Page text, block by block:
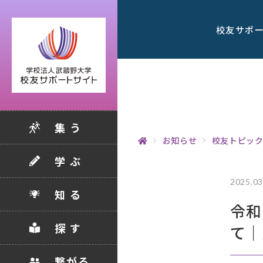
校友サポ
集 う
学 ぶ
知 る
探 す
お知らせ 校友トピッ
令
て